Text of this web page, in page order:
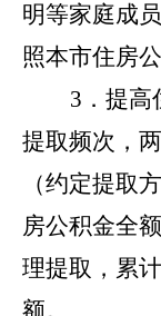
明等家庭成
照本市住房
3．提高
提取频次，
（约定提取
房公积金全
理提取，累
额。